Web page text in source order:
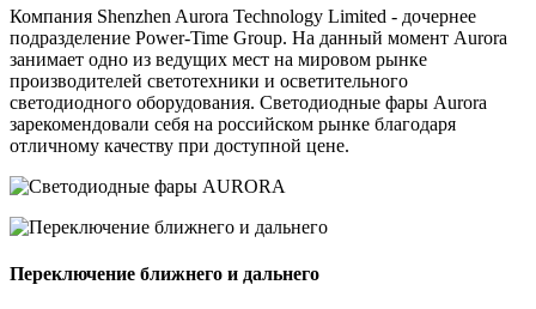
Компания Shenzhen Aurora Technology Limited - дочернее
подразделение Power-Time Group. На данный момент Aurora
занимает одно из ведущих мест на мировом рынке
производителей светотехники и осветительного
светодиодного оборудования. Светодиодные фары Aurora
зарекомендовали себя на российском рынке благодаря
отличному качеству при доступной цене.
Переключение ближнего и дальнего